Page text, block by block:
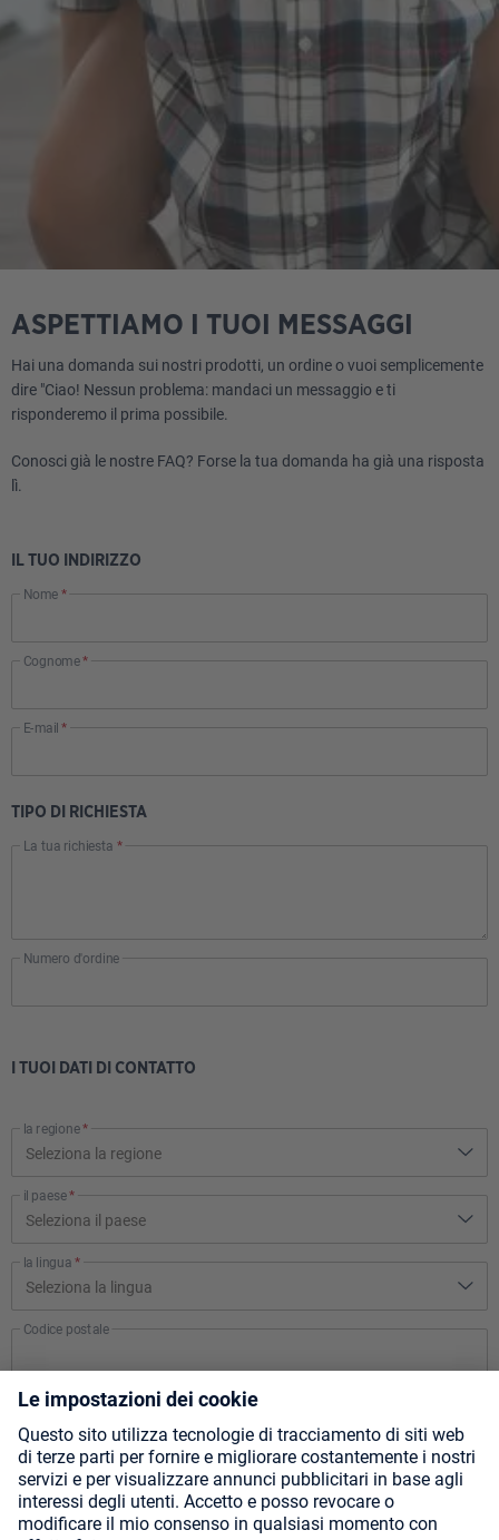
ASPETTIAMO I TUOI MESSAGGI
Hai una domanda sui nostri prodotti, un ordine o vuoi semplicemente
dire "Ciao! Nessun problema: mandaci un messaggio e ti
risponderemo il prima possibile.
Conosci già le nostre FAQ? Forse la tua domanda ha già una risposta
lì.
IL TUO INDIRIZZO
Nome *
Cognome*
E-mail*
TIPO DI RICHIESTA
La tua richiesta *
Numero d'ordine
I TUOI DATI DI CONTATTO
la regione*
il paese*
la lingua*
Codice postale
Città
Via, n.